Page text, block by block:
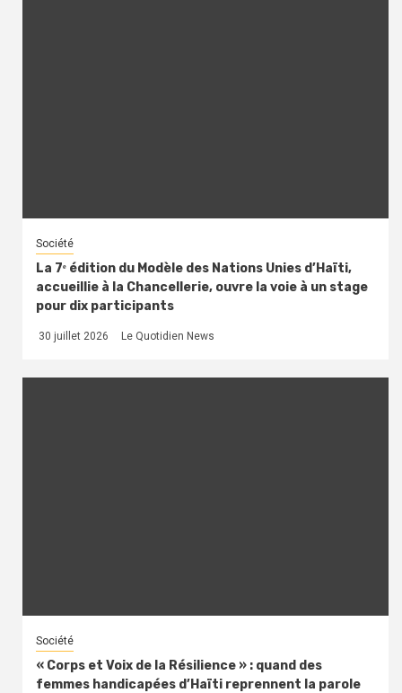
Société
La 7ᵉ édition du Modèle des Nations Unies d’Haïti,
accueillie à la Chancellerie, ouvre la voie à un stage
pour dix participants
30 juillet 2026 Le Quotidien News
Société
« Corps et Voix de la Résilience » : quand des
femmes handicapées d’Haïti reprennent la parole